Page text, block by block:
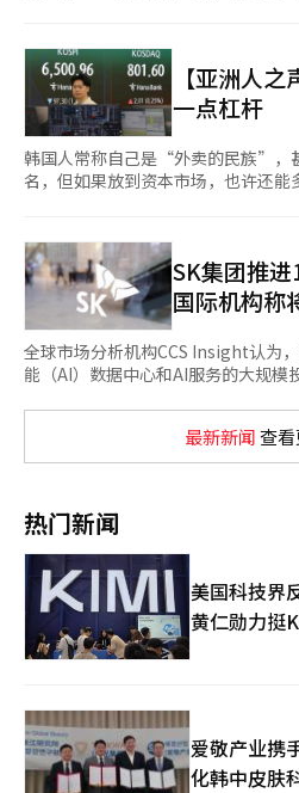
院研究员金秀贤（音）6日发表在韩
上述研究结果。该研究基于韩国雇
动力市场工资变化趋势进行了分析。 数据显示，韩国高收入与低
收入劳动者之间的工资差距由2010
3.485倍，但到2024年又扩大至
【亚洲人
一点杠杆
韩国人常称自己是“外卖的民族”，
名，但如果放到资本市场，也许还
波动、高杠杆产品始终热情如火。从
今的杠杆ETF，几乎每一代“顶流金
收益的热潮，也为此交了不少昂贵的学费。 十多年前
品市场交易火爆，甚至一度位居全球
SK集团推
国际机构称
全球市场分析机构CCS Insight认为
能（AI）数据中心和AI服务的大规模
并推动韩国从AI核心零部件出口国迈向智能
ZDNet Korea报道，CCS Insight执
业社交平台领英（LinkedIn）发文表
想出口AI零部件，而是试图出口智能本身。” 柯林斯
团正通过整合半导体竞争优
最新新闻查
热门新闻
美国科技界
黄仁勋力挺
爱敬产业携
化韩中皮肤